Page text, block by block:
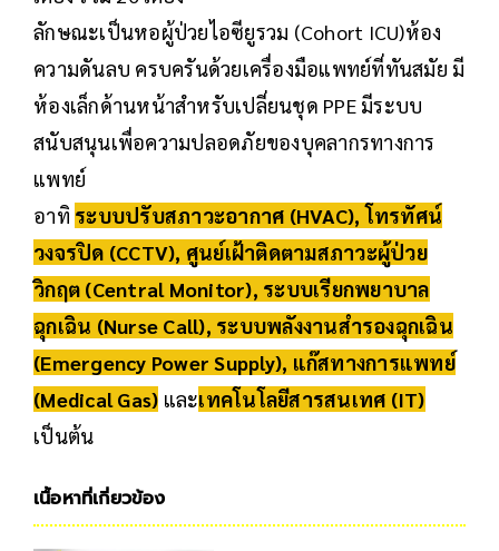
ลักษณะเป็นหอผู้ป่วยไอซียูรวม (Cohort ICU)ห้อง
ความดันลบ ครบครันด้วยเครื่องมือแพทย์ที่ทันสมัย มี
ห้องเล็กด้านหน้าสำหรับเปลี่ยนชุด PPE มีระบบ
สนับสนุนเพื่อความปลอดภัยของบุคลากรทางการ
แพทย์
อาทิ ระบบปรับสภาวะอากาศ (HVAC), โทรทัศน์
วงจรปิด (CCTV), ศูนย์เฝ้าติดตามสภาวะผู้ป่วย
วิกฤต (Central Monitor), ระบบเรียกพยาบาล
ฉุกเฉิน (Nurse Call), ระบบพลังงานสำรองฉุกเฉิน
(Emergency Power Supply), แก๊สทางการแพทย์
(Medical Gas) และเทคโนโลยีสารสนเทศ (IT)
เป็นต้น
เนื้อหาที่เกี่ยวข้อง